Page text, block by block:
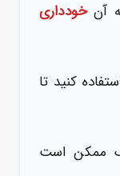
آنخودداری
کنید تا
ممکن است